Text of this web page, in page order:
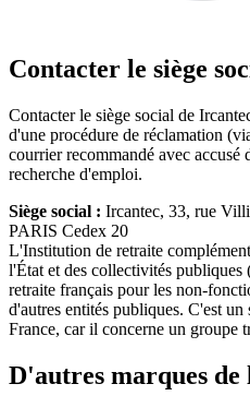
Contacter le siège
Contacter le siège social de
d'une procédure de réclamation
courrier recommandé avec accusé
recherche d'emploi.
Siège social : Ircantec, 33, rue
PARIS Cedex 20
L'Institution de retraite
l'État et des collectivités publiques
retraite français pour les non-
d'autres entités publiques. C'est un
France, car il concerne un groupe
D'autres marques de